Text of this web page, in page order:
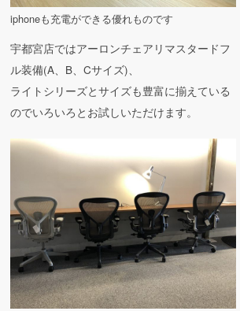
iphoneも充電ができる優れものです
宇都宮店ではアーロンチェアリマスタードフ
ル装備(A、B、Cサイズ)、
ライトシリーズとサイズも豊富に揃えている
のでいろいろとお試しいただけます。